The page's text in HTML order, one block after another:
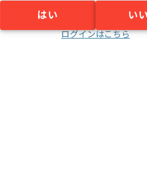
はい い
ログインはこちら